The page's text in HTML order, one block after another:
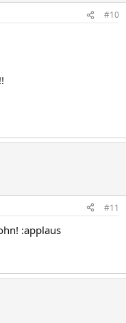
#10
#11
:applaus